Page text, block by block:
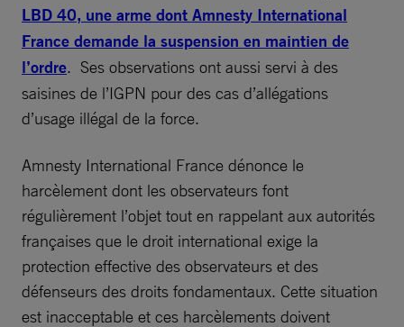
LBD 40, une arme dont Amnesty International
France demande la suspension en maintien de
l’ordre. Ses observations ont aussi servi à des
saisines de l’IGPN pour des cas d’allégations
d’usage illégal de la force.
Amnesty International France dénonce le
harcèlement dont les observateurs font
régulièrement l’objet tout en rappelant aux autorités
françaises que le droit international exige la
protection effective des observateurs et des
défenseurs des droits fondamentaux. Cette situation
est inacceptable et ces harcèlements doivent